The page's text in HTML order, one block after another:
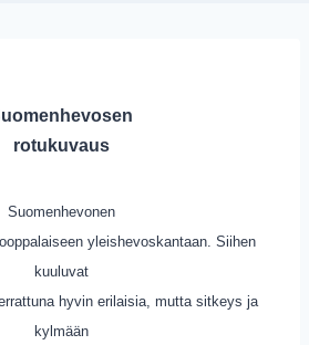
rotukuvaus
Suomenhevonen
yleishevoskantaan. Siihen
kuuluvat
hyvin erilaisia, mutta sitkeys ja
kylmään